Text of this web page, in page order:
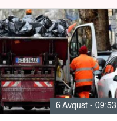
6 Avqust - 09:53